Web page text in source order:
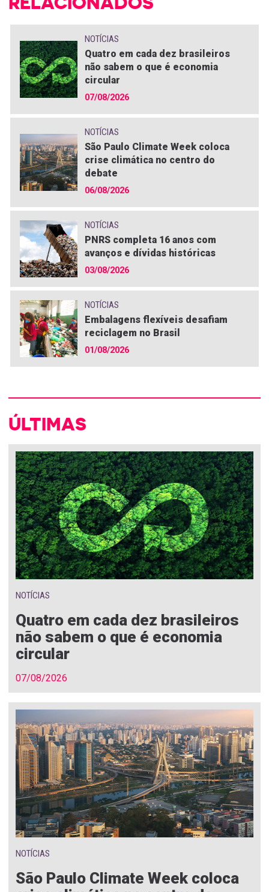
NOTÍCIAS
Quatro em cada dez brasileiros
não sabem o que é economia
circular
07/08/2026
NOTÍCIAS
São Paulo Climate Week coloca
crise climática no centro do
debate
06/08/2026
NOTÍCIAS
PNRS completa 16 anos com
avanços e dívidas históricas
03/08/2026
NOTÍCIAS
Embalagens flexíveis desafiam
reciclagem no Brasil
01/08/2026
ÚLTIMAS
NOTÍCIAS
Quatro em cada dez brasileiros
não sabem o que é economia
circular
07/08/2026
NOTÍCIAS
São Paulo Climate Week coloca